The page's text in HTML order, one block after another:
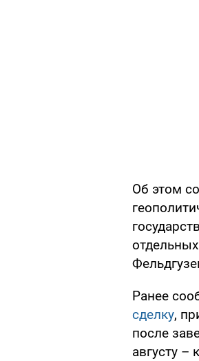
Об этом
Ранее
сделку,
после
августу –